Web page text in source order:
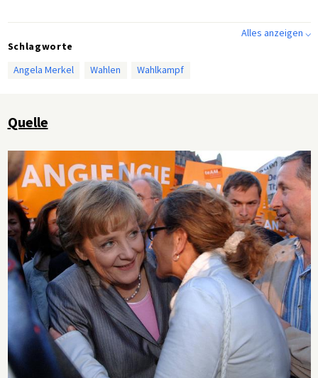
Alles anzeigen ⌵
Schlagworte
Angela Merkel
Wahlen Wahlkampf
Quelle